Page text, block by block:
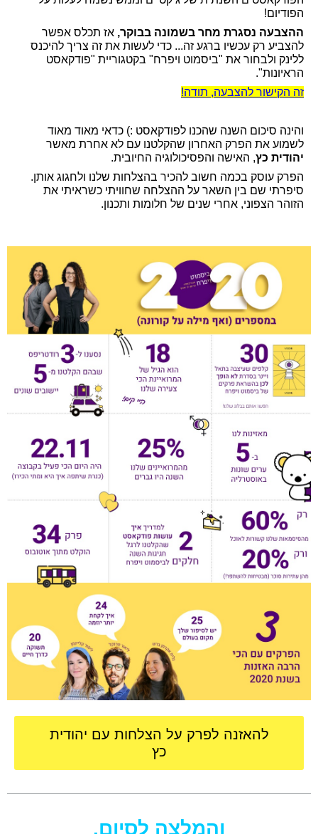
הפודיום!
ההצבעה נסגרת מחר בשמונה בבוקר, אז תכלס אפשר
להצביע רק עכשיו ברגע זה... כדי לעשות את זה צריך להיכנס
ללינק ולבחור את "ביסמוט ויפרח" בקטגוריית "פודקאסט
הראיונות".
זה הקישור להצבעה, תודה!
והינה סיכום השנה שהכנו לפודקאסט :) כדאי מאוד מאוד
לשמוע את הפרק האחרון שהקלטנו עם לא אחרת מאשר
יהודית כץ, האישה והפסיכולוגיה החיובית.
הפרק עוסק בכמה חשוב להכיר בהצלחות שלנו ולחגוג אותן.
סיפרתי שם בין השאר על ההצלחה שחוויתי כשראיתי את
הזוהר הצפוני, אחרי שנים של חלומות ותכנון.
להאזנה לפרק על הצלחות עם יהודית
כץ
והמלצה לסיום,